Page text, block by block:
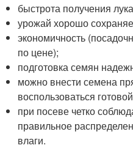
быстрота получения
урожай хорошо
экономичность
по цене);
подготовка семян
можно внести семена
воспользоваться
при посеве четко
правильное
влаги.